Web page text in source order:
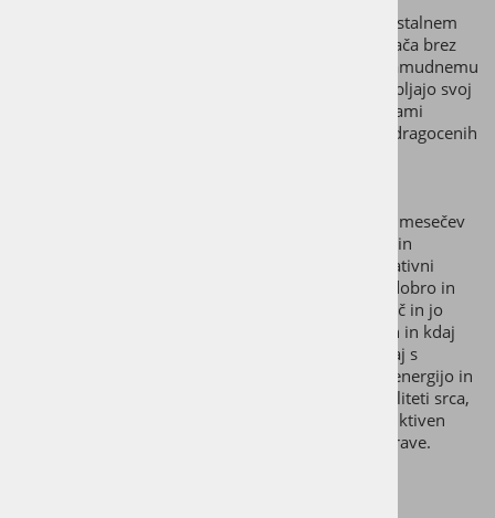
Kristali v steklenički ViA HEAT so varno zaprti v kristalnem
valjčku. Tako si lahko prepričan/-a, da bo tvoja pijača brez
nečistoč ali delcev kamnin. Tako se tudi izogneš zamudnemu
čiščenju kristalov, med katerim ti postopoma izgubljajo svoj
sijaj in jih je treba občasno zamenjati. S stekleničkami
VitaJuwel lahko vse življenje uživaš v sijaju svojih dragocenih
Ženska narava je tesno povezana z luno. Mavrični mesečev
kamen je kristal, ki v ženski spodbuja samozavest in
samozaupanje. Kljub njeni receptivni in kontemplativni
naravi jo spodbuja v pogumno delovanje v svoje dobro in
dobro drugih. Podpira njeno žensko intuitivno moč in jo
uravnoveša z življenjem. Uči, kdaj biti ponotranjen in kdaj
delovati navzven. Mavrični mesečev kamen, skupaj s
kameno strelo omogoča reflektivno, pomirjajočo energijo in
globok uvid. Samozavest in samozaupanje sta kvaliteti srca,
ki pa ju potrebujejo tudi moški. Vendar na konstruktiven
način in prek odkrivanja svoje lastne intuitivne narave.